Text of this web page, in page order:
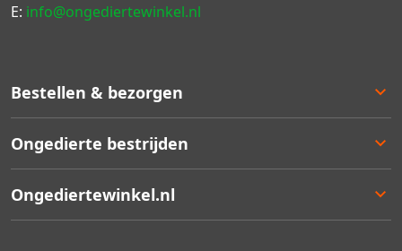
Bestellen & bezorgen
Bestellen
Bezorgen
Ongedierte bestrijden
Ongedierte keuzelulp
Ongediertewinkel.nl
E: info@ongediertewinkel.nl